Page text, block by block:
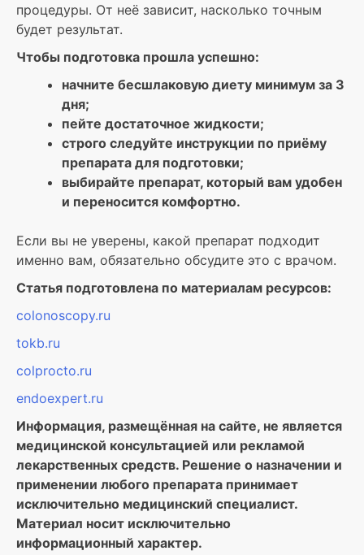
процедуры. От неё зависит, насколько точным
будет результат.
Чтобы подготовка прошла успешно:
начните бесшлаковую диету минимум за 3
дня;
пейте достаточное жидкости;
строго следуйте инструкции по приёму
препарата для подготовки;
выбирайте препарат, который вам удобен
и переносится комфортно.
Если вы не уверены, какой препарат подходит
именно вам, обязательно обсудите это с врачом.
Статья подготовлена по материалам ресурсов:
colonoscopy.ru
tokb.ru
colprocto.ru
endoexpert.ru
Информация, размещённая на сайте, не является
медицинской консультацией или рекламой
лекарственных средств. Решение о назначении и
применении любого препарата принимает
исключительно медицинский специалист.
Материал носит исключительно
информационный характер.